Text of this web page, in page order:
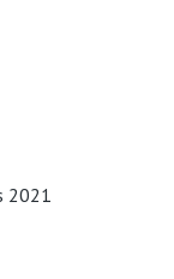
2021